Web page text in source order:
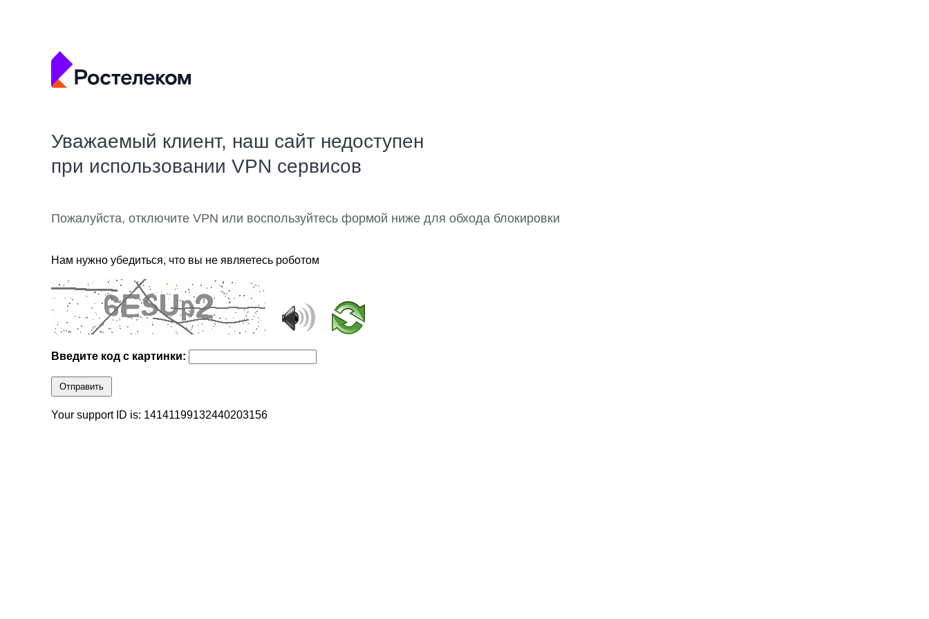
Уважаемый клиент, наш сайт недоступен
при использовании VPN сервисов
Пожалуйста, отключите VPN или воспользуйтесь формой ниже для обхода блокировки
Нам нужно убедиться, что вы не являетесь роботом
Введите код с картинки:
Отправить
Your support ID is: 14141199132440203156